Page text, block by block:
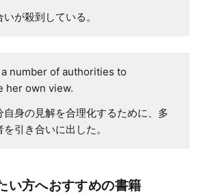
が殺到している。
number of authorities to
her own view.
自身の見解を合理化するために、多
引き合いに出した。
い方へおすすめの書籍